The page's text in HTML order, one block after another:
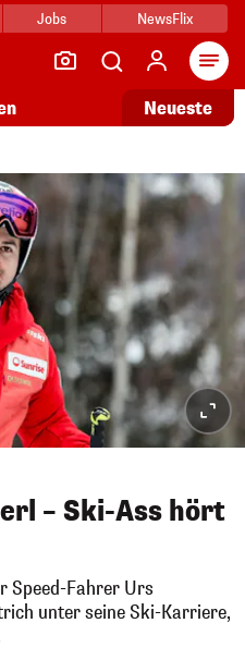
Jobs NewsFlix
Neueste
– Ski-Ass hört
Speed-Fahrer Urs
unter seine Ski-Karriere,